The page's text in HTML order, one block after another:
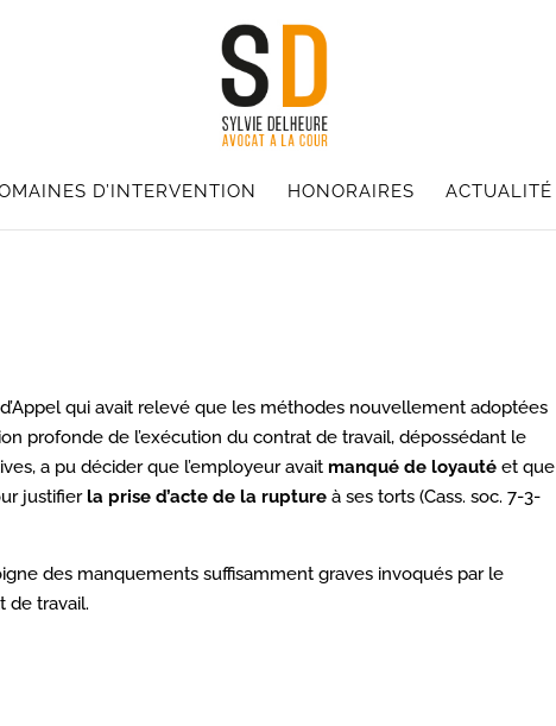
D’INTERVENTION HONORAIRES ACTUALITÉ
qui avait relevé que les méthodes nouvellement adoptées
profonde de l’exécution du contrat de travail, dépossédant le
a pu décider que l’employeur avait manqué de loyauté et que
justifierla prise d’acte de la rupture à ses torts (Cass. soc. 7-3-
des manquements suffisamment graves invoqués par le
de travail.